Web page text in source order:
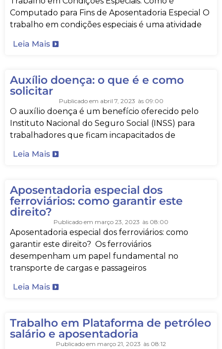
Computado para Fins de Aposentadoria Especial O
trabalho em condições especiais é uma atividade
Leia Mais
Auxílio doença: o que é e como
solicitar
Publicado em abril 7, 2023 às 09:00
O auxílio doença é um benefício oferecido pelo
Instituto Nacional do Seguro Social (INSS) para
trabalhadores que ficam incapacitados de
Leia Mais
Aposentadoria especial dos
ferroviários: como garantir este
direito?
Publicado em março 23, 2023 às 08:00
Aposentadoria especial dos ferroviários: como
garantir este direito? Os ferroviários
desempenham um papel fundamental no
transporte de cargas e passageiros
Leia Mais
Trabalho em Plataforma de petróleo
salário e aposentadoria
Publicado em março 21, 2023 às 08:12